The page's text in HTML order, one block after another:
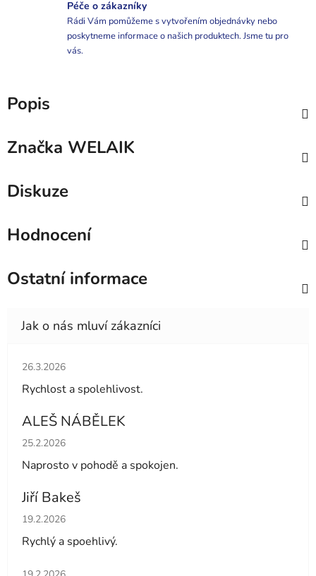
Péče o zákazníky
Rádi Vám pomůžeme s vytvořením objednávky nebo
poskytneme informace o našich produktech. Jsme tu pro
vás.
Popis
Značka WELAIK
Diskuze
Hodnocení
Ostatní informace
Hodnocení obchodu je 5 z 5 hvězdiček.
26.3.2026
Rychlost a spolehlivost.
ALEŠ NÁBĚLEK
Hodnocení obchodu je 5 z 5 hvězdiček.
25.2.2026
Naprosto v pohodě a spokojen.
Jiří Bakeš
Hodnocení obchodu je 5 z 5 hvězdiček.
19.2.2026
Rychlý a spoehlivý.
Hodnocení obchodu je 5 z 5 hvězdiček.